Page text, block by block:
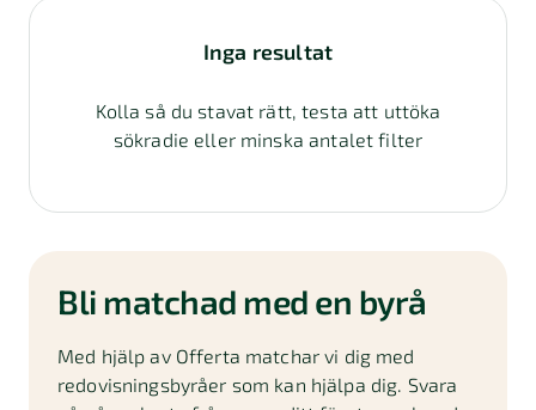
Inga resultat
Kolla så du stavat rätt, testa att uttöka
sökradie eller minska antalet filter
Bli matchad med en byrå
Med hjälp av Offerta matchar vi dig med
redovisningsbyråer som kan hjälpa dig. Svara